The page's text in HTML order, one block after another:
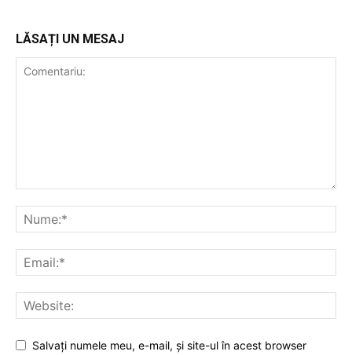
LĂSAȚI UN MESAJ
Salvaţi numele meu, e-mail, şi site-ul în acest browser